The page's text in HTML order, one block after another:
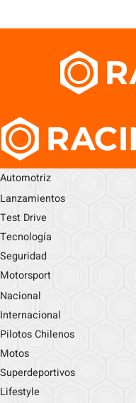
Automotriz
Lanzamientos
Test Drive
Tecnología
Seguridad
Motorsport
Nacional
Internacional
Pilotos Chilenos
Motos
Superdeportivos
Lifestyle